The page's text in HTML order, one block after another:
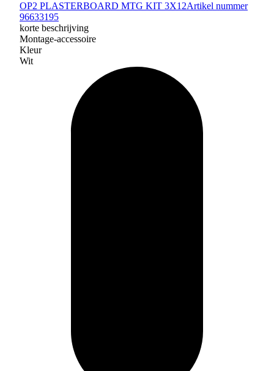
OP2 PLASTERBOARD MTG KIT 3X12Artikel nummer
96633195
korte beschrijving
Montage-accessoire
Kleur
Wit